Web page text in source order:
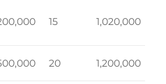
15 1,020,000
20 1,200,000